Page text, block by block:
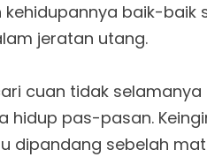
baik-
jeratan utang.
cuan tidak
hidup pas-pasan.
dipandang sebelah